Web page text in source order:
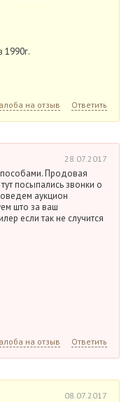
1990г.
на отзыв Ответить
28.07.2017
Продовая
посыпались звонки о
аукцион
што за ваш
если так не случится
на отзыв Ответить
08.07.2017